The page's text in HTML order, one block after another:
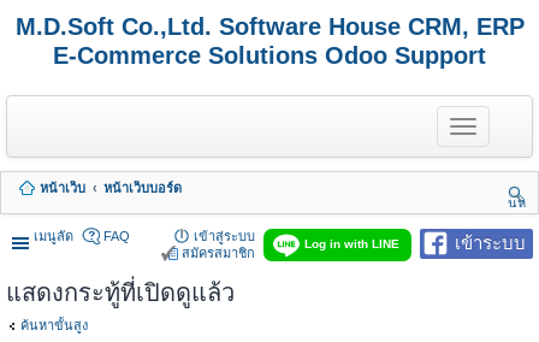
M.D.Soft Co.,Ltd. Software House CRM, ERP
E-Commerce Solutions Odoo Support
T
o
g
e
n
a
หน้าเว็บ
หน้าเว็บบอร์ด
นห
า
เมนูลัด
เข้าระบบ
Log in with LINE
FAQ
เข้าสู่ระบบ
สมัครสมาชิก
แสดงกระทู้ที่เปิดดูแล้ว
ค้นหาขั้นสูง